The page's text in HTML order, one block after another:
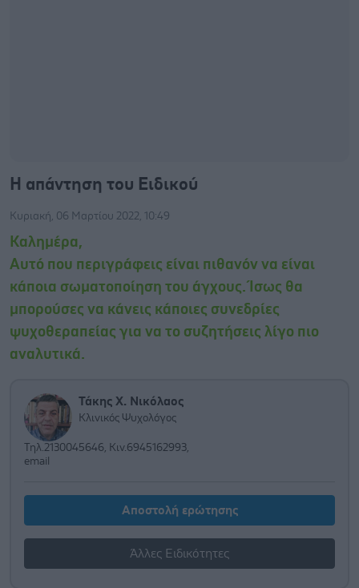
Η απάντηση του Ειδικού
Κυριακή, 06 Μαρτίου 2022, 10:49
Καλημέρα,
Αυτό που περιγράφεις είναι πιθανόν να είναι
κάποια σωματοποίηση του άγχους. Ίσως θα
μπορούσες να κάνεις κάποιες συνεδρίες
ψυχοθεραπείας για να το συζητήσεις λίγο πιο
αναλυτικά.
Τάκης Χ. Νικόλαος
Κλινικός Ψυχολόγος
Τηλ.2130045646, Κιν.6945162993,
email
Αποστολή ερώτησης
Άλλες Ειδικότητες